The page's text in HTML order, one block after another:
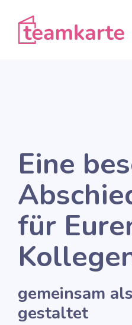
Inhalt
springen
Eine
für
gemeinsam
gestaltet